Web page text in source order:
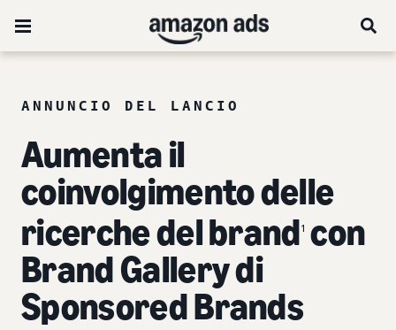
ANNUNCIO DEL LANCIO
Aumenta il
coinvolgimento delle
ricerche del brand1 con
Brand Gallery di
Sponsored Brands